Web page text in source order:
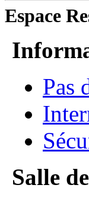
Espace
Pas
Salle